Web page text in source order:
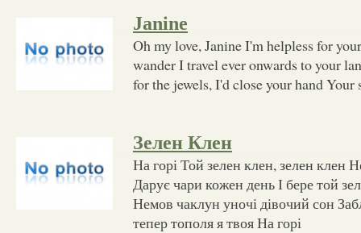
Janine
Oh my love, Janine I'm helpless for
wander I travel ever onwards to your
for the jewels, I'd close your hand Your
Зелен Клен
На горі Той зелен клен, зелен клен
Дарує чари кожен день І бере той
Немов чаклун уночі дівочий сон
тепер тополя я твоя На горі